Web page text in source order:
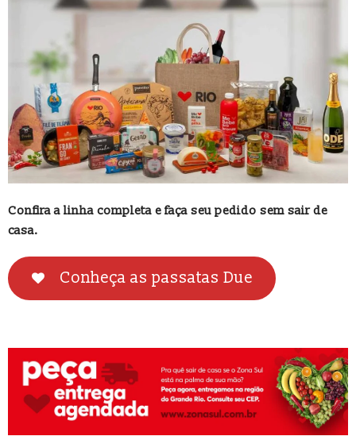
Confira a linha completa e faça seu pedido sem sair de
casa.
Conheça as passatas Due